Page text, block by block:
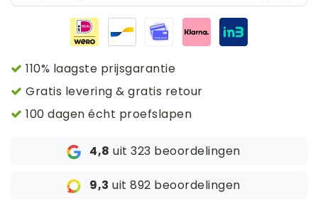
110% laagste prijsgarantie
Gratis levering & gratis retour
100 dagen écht proefslapen
4,8 uit 323 beoordelingen
9,3 uit 892 beoordelingen